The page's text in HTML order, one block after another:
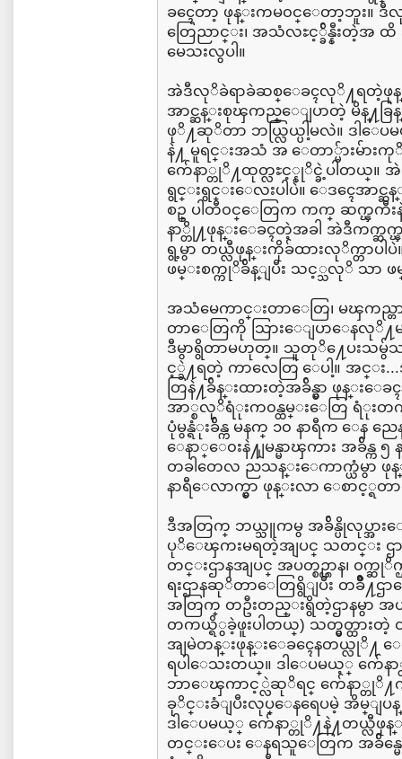
ခၚေတာ့ ဖုန္းကမ၀င္ေတာ့ဘူး။
တြေညာင္း၊ အသံလႊင့္ခ်ိန္နီးတဲ့အ
မေသးလွပါ။
အဲဒီလုိခဲရာခဲဆစ္ေခၚလုိ႔ရတဲ့ဖု
အာင္ဆန္းစုၾကည္ေျပာတဲ့ မိန္႔ခ
ဖုိ႔ဆုိတာ ဘယ္လြယ္ပါ့မလဲ။ ဒါေ
နဲ႔ မူရင္းအသံ အ ေတာ္မ်ားမ်ား
က်ေနာ္တုိ႔ထုတ္လႊင့္နုိင္ခဲ့ပါတယ္
ရွင္းရွင္းေလးပါပဲ။ ေဒၚေအာင္
စဥ္ ပါတီ၀င္ေတြက ကက္ ဆက္ၾကီး
နာ္တို႔ဖုန္းေခၚတဲ့အခါ အဲဒီကက္ဆက္
ရွ့မွာ တယ္လီဖုန္းကိုခ်ထားလုိက္တာ
ဖမ္းစက္ကုိခ်ိန္ျပီး သင့္သလုိ သာ
အသံမေကာင္းတာေတြ၊ မၾကည္တ
တာေတြကို သြားေျပာေနလုိ
ဒီမွာရွိတာမဟုတ္။ သူတုိ႔ေပး
င့္ခဲ႔ရတဲ့ ကာလေတြ ေပါ့။ အင္
တြနဲ႔ခ်ိန္းထားတဲ့အခ်ိန္မွာ ဖုန္း
အာ္စလုိရံုးက၀န္ထမ္းေတြ ရံုးတ
ပုံမွန္ရံုးခ်ိန္က မနက္ ၁၀ နာရီက ေန ည
ေနာ္ေ၀းနဲ႔ျမန္မာၾကား အခ်ိန္က
တခါတေလ ညသန္းေကာက္ယံမွာ ဖု
နာရီေလာက္မွာ ဖုန္းလာ ေစာင့္ရ
ဒီအတြက္ ဘယ္သူကမွ အခ်ိန္ပိုလုပ္အာ
ပုိေၾကးမရတဲ့အျပင္ သတင္း ဌာ
တင္းဌာနအျပင္ အပတ္စဥ္ဌာန၊ ၀က္ဆုိ
ရးဌာနဆုိတာေတြရွိျပီး တခ်ဳိ႔ဌာ
အတြက္ တဦးတည္းရွိတဲ့ဌာနမွာ အယ္
တကယ္ရိွခဲ့ဖူးပါတယ္) သတ္မွတ္ထား
အျမဲတန္းဖုန္းေခၚေနတယ္လုိ႔
ရပါေသးတယ္။ ဒါေပမယ့္ က်ေနာ္
ဘာေၾကာင့္လဲဆုိရင္ က်ေနာ္တုိ႔က
ခုိင္းခံျပီးလုပ္ေနရေပမဲ့ အိမ္ျပ
ဒါေပမယ့္ က်ေနာ္တုိ႔နဲ႔တယ္လီဖုန္
တင္းေပး ေနရသူေတြက အခ်ိန္မေရ